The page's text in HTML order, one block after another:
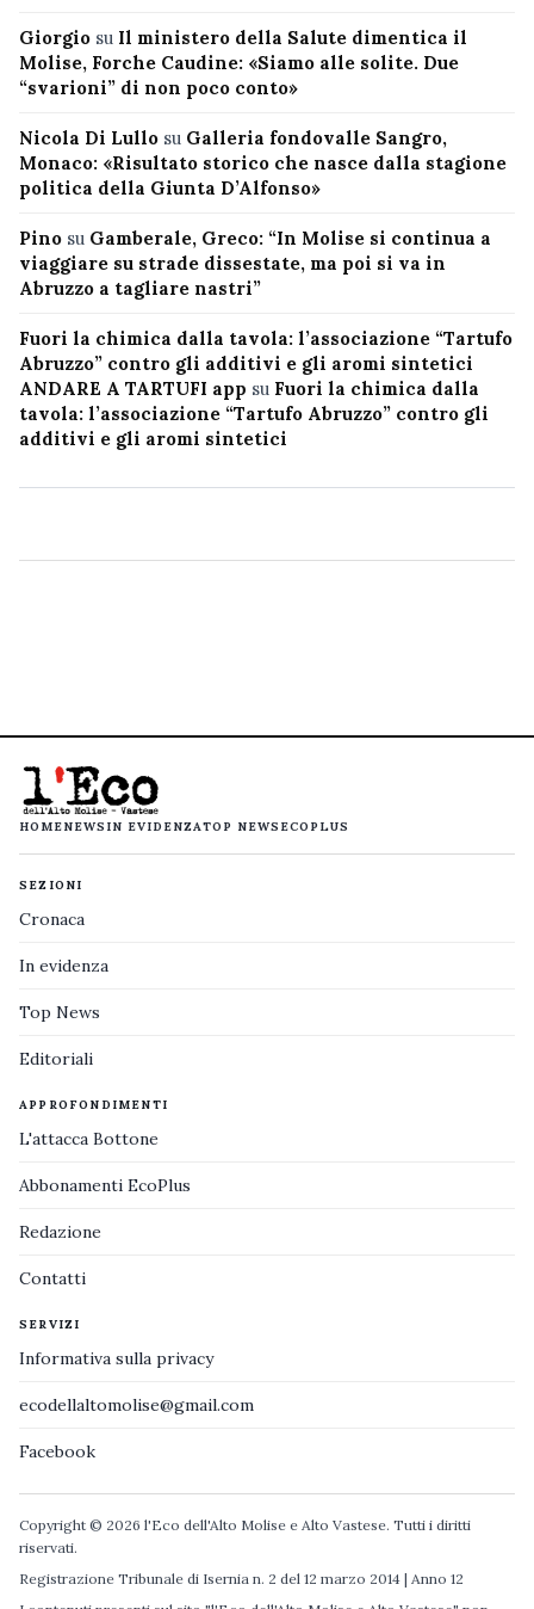
Giorgio su Il ministero della Salute dimentica il
Molise, Forche Caudine: «Siamo alle solite. Due
“svarioni” di non poco conto»
Nicola Di Lullo su Galleria fondovalle Sangro,
Monaco: «Risultato storico che nasce dalla stagione
politica della Giunta D’Alfonso»
Pino su Gamberale, Greco: “In Molise si continua a
viaggiare su strade dissestate, ma poi si va in
Abruzzo a tagliare nastri”
Fuori la chimica dalla tavola: l’associazione “Tartufo
Abruzzo” contro gli additivi e gli aromi sintetici
ANDARE A TARTUFI app su Fuori la chimica dalla
tavola: l’associazione “Tartufo Abruzzo” contro gli
additivi e gli aromi sintetici
HOMENEWS IN EVIDENZATOP NEWS ECOPLUS
SEZIONI
Cronaca
In evidenza
Top News
Editoriali
APPROFONDIMENTI
L'attacca Bottone
Abbonamenti EcoPlus
Redazione
Contatti
SERVIZI
Informativa sulla privacy
ecodellaltomolise@gmail.com
Facebook
Copyright © 2026 l'Eco dell'Alto Molise e Alto Vastese. Tutti i diritti
riservati.
Registrazione Tribunale di Isernia n. 2 del 12 marzo 2014 | Anno 12